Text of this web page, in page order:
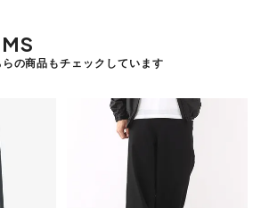
の商品もチェックしています